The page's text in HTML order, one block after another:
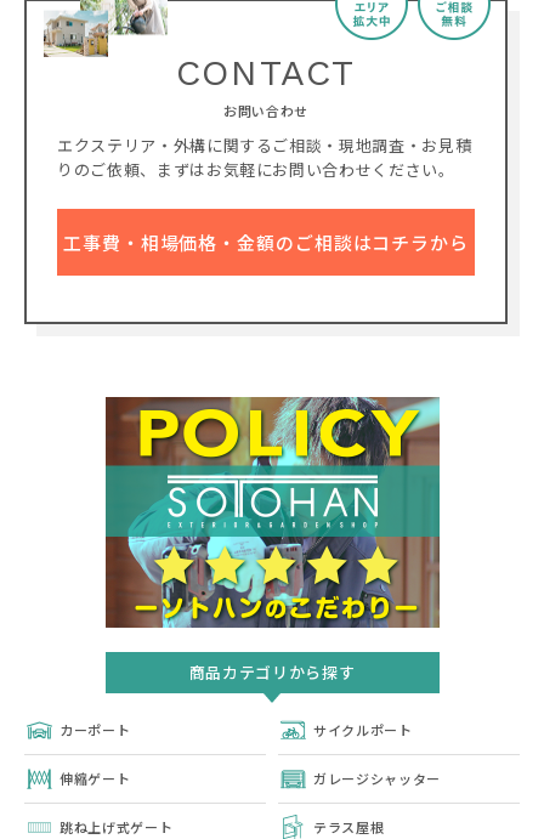
CONTACT
お問い合わせ
エクステリア・外構に関するご相談・現地調査・お見積
りのご依頼、
まずはお気軽にお問い合わせください。
工事費・相場価格・金額のご相談はコチラから
商品カテゴリから探す
カーポート サイクルポート
伸縮ゲート ガレージシャッター
跳ね上げ式ゲート テラス屋根